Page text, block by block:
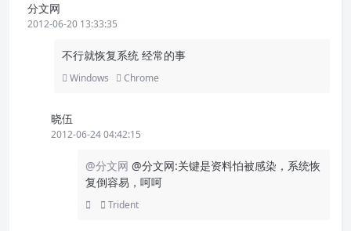
分文网
2012-06-20 13:33:35
不行就恢复系统 经常的事
Windows Chrome
晓伍
2012-06-24 04:42:15
@分文网 @分文网:关键是资料怕被感染，系统恢
复倒容易，呵呵
Trident